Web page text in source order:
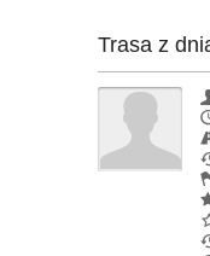
Trasa z